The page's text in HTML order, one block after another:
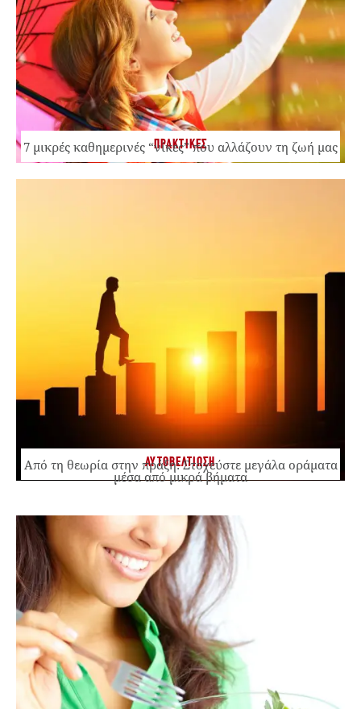
ΠΡΑΚΤΙΚΕΣ
7 μικρές καθημερινές “νίκες” που αλλάζουν τη ζωή μας
ΑΥΤΟΒΕΛΤΙΩΣΗ
Από τη θεωρία στην πράξη: Στοχεύστε μεγάλα οράματα
μέσα από μικρά βήματα